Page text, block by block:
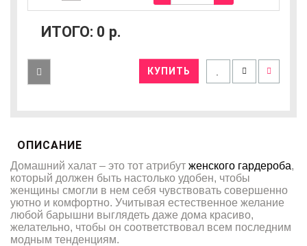
ИТОГО: 0 р.
КУПИТЬ
ОПИСАНИЕ
Домашний халат – это тот атрибут женского гардероба,
который должен быть настолько удобен, чтобы
женщины смогли в нем себя чувствовать совершенно
уютно и комфортно. Учитывая естественное желание
любой барышни выглядеть даже дома красиво,
желательно, чтобы он соответствовал всем последним
модным тенденциям.